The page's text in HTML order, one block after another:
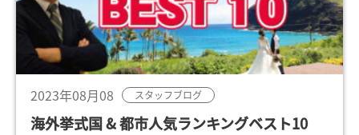
2023年08月08 スタッフブログ
海外挙式国 & 都市人気ランキングベスト10